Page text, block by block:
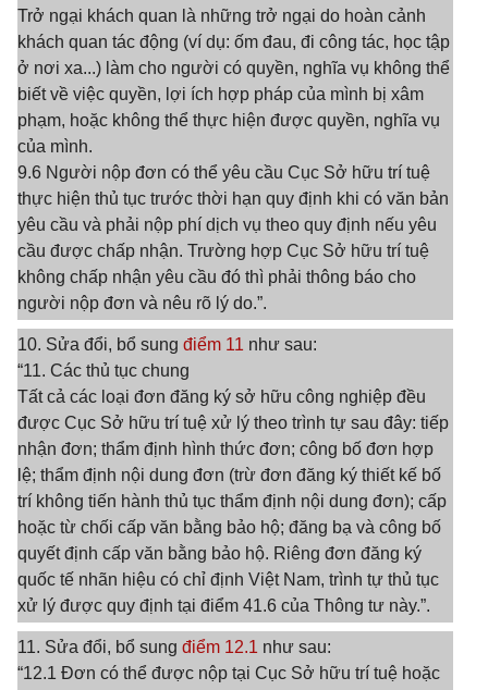
Trở ngại khách quan là những trở ngại do hoàn cảnh
khách quan tác động (ví dụ: ốm đau, đi công tác, học tập
ở nơi xa...) làm cho người có quyền, nghĩa vụ không thể
biết về việc quyền, lợi ích hợp pháp của mình bị xâm
phạm, hoặc không thể thực hiện được quyền, nghĩa vụ
của mình.
9.6 Người nộp đơn có thể yêu cầu Cục Sở hữu trí tuệ
thực hiện thủ tục trước thời hạn quy định khi có văn bản
yêu cầu và phải nộp phí dịch vụ theo quy định nếu yêu
cầu được chấp nhận. Trường hợp Cục Sở hữu trí tuệ
không chấp nhận yêu cầu đó thì phải thông báo cho
người nộp đơn và nêu rõ lý do.”.
10. Sửa đổi, bổ sung điểm 11 như sau:
“11. Các thủ tục chung
Tất cả các loại đơn đăng ký sở hữu công nghiệp đều
được Cục Sở hữu trí tuệ xử lý theo trình tự sau đây: tiếp
nhận đơn; thẩm định hình thức đơn; công bố đơn hợp
lệ; thẩm định nội dung đơn (trừ đơn đăng ký thiết kế bố
trí không tiến hành thủ tục thẩm định nội dung đơn); cấp
hoặc từ chối cấp văn bằng bảo hộ; đăng bạ và công bố
quyết định cấp văn bằng bảo hộ. Riêng đơn đăng ký
quốc tế nhãn hiệu có chỉ định Việt Nam, trình tự thủ tục
xử lý được quy định tại điểm 41.6 của Thông tư này.”.
11. Sửa đổi, bổ sung điểm 12.1 như sau:
“12.1 Đơn có thể được nộp tại Cục Sở hữu trí tuệ hoặc